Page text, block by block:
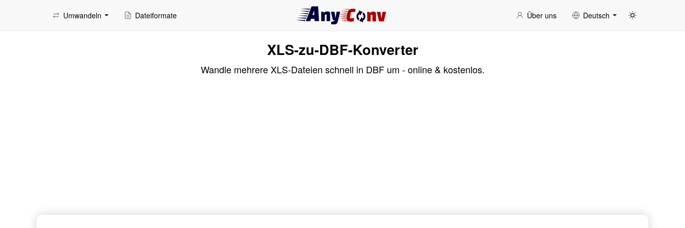
Umwandeln Dateiformate Über uns Deutsch
XLS-zu-DBF-Konverter
Wandle mehrere XLS-Dateien schnell in DBF um - online & kostenlos.